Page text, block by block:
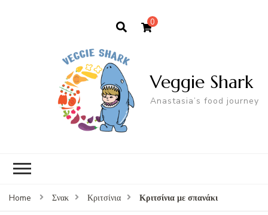
0
Veggie Shark
Anastasia’s food journey
Home Σνακ Κριτσίνια Κριτσίνια με σπανάκι